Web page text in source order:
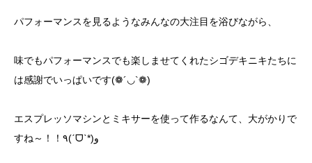
パフォーマンスを見るようなみんなの大注目を浴びながら、
味でもパフォーマンスでも楽しませてくれたシゴデキニキたちに
は感謝でいっぱいです(❁´◡`❁)
エスプレッソマシンとミキサーを使って作るなんて、大がかりで
すね～！！٩(ˊᗜˋ*)و